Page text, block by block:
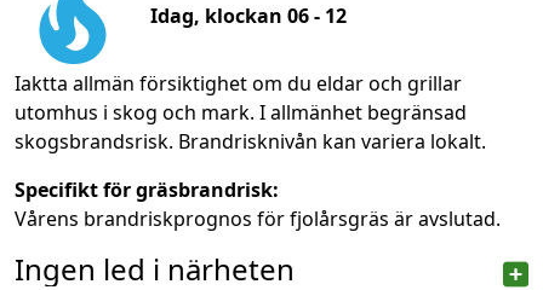
Idag, klockan 06 - 12
Iaktta allmän försiktighet om du eldar och grillar
utomhus i skog och mark. I allmänhet begränsad
skogsbrandsrisk. Brandrisknivån kan variera lokalt.
Specifikt för gräsbrandrisk:
Vårens brandriskprognos för fjolårsgräs är avslutad.
Ingen led i närheten